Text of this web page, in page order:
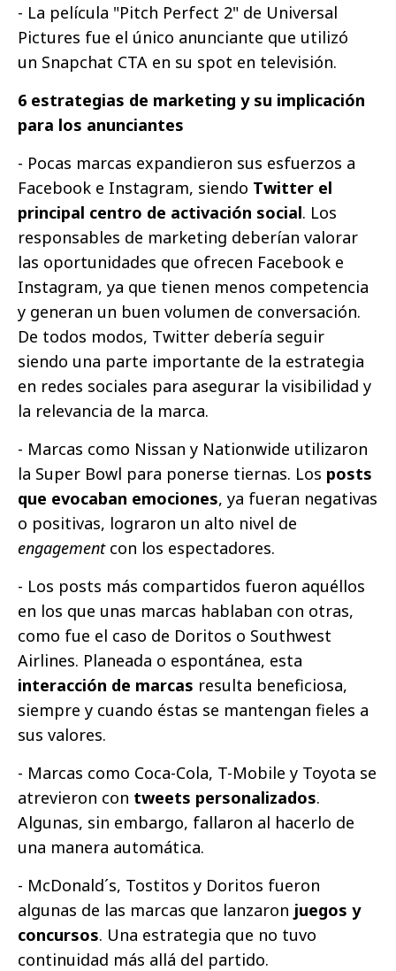
- La película "Pitch Perfect 2" de Universal
Pictures fue el único anunciante que utilizó
un Snapchat CTA en su spot en televisión.
6 estrategias de marketing y su implicación
para los anunciantes
- Pocas marcas expandieron sus esfuerzos a
Facebook e Instagram, siendo Twitter el
principal centro de activación social. Los
responsables de marketing deberían valorar
las oportunidades que ofrecen Facebook e
Instagram, ya que tienen menos competencia
y generan un buen volumen de conversación.
De todos modos, Twitter debería seguir
siendo una parte importante de la estrategia
en redes sociales para asegurar la visibilidad y
la relevancia de la marca.
- Marcas como Nissan y Nationwide utilizaron
la Super Bowl para ponerse tiernas. Los posts
que evocaban emociones, ya fueran negativas
o positivas, lograron un alto nivel de
engagementcon los espectadores.
- Los posts más compartidos fueron aquéllos
en los que unas marcas hablaban con otras,
como fue el caso de Doritos o Southwest
Airlines. Planeada o espontánea, esta
interacción de marcas resulta beneficiosa,
siempre y cuando éstas se mantengan fieles a
sus valores.
- Marcas como Coca-Cola, T-Mobile y Toyota se
atrevieron con tweets personalizados.
Algunas, sin embargo, fallaron al hacerlo de
una manera automática.
- McDonald´s, Tostitos y Doritos fueron
algunas de las marcas que lanzaron juegos y
concursos. Una estrategia que no tuvo
continuidad más allá del partido.